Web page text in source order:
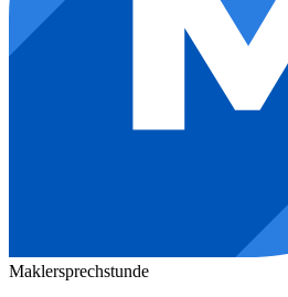
Maklersprechstunde